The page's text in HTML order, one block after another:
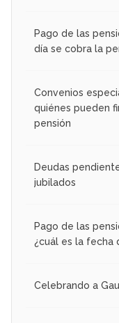
Pago de las
día se cobra la
Convenios
quiénes pueden
pensión
Deudas
jubilados
Pago de las
¿cuál es la fecha
Celebrando a